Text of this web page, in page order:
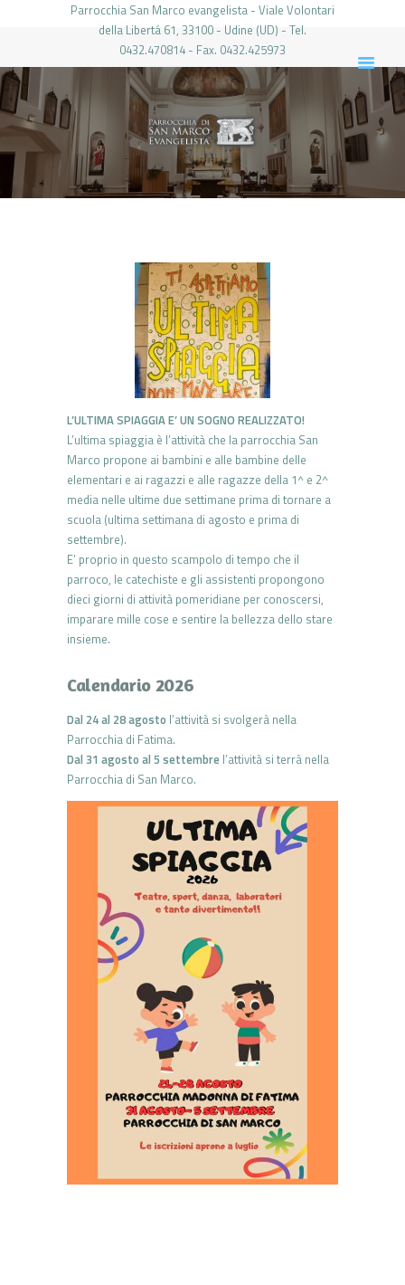
Parrocchia San Marco evangelista - Viale Volontari
della Libertá 61, 33100 - Udine (UD) - Tel.
0432.470814 - Fax. 0432.425973
PARROCCHIA DI SAN MARCO UDINE
HOME
LA PARROCCHIA
IL PARROCO
LE ATTIVITÀ
FOTO E VIDEO
CONTATTI
L’ULTIMA SPIAGGIA E’ UN SOGNO REALIZZATO!
L’ultima spiaggia è l’attività che la parrocchia San
Marco propone ai bambini e alle bambine delle
elementari e ai ragazzi e alle ragazze della 1^ e 2^
media nelle ultime due settimane prima di tornare a
scuola (ultima settimana di agosto e prima di
settembre).
E’ proprio in questo scampolo di tempo che il
parroco, le catechiste e gli assistenti propongono
dieci giorni di attività pomeridiane per conoscersi,
imparare mille cose e sentire la bellezza dello stare
insieme.
Calendario 2026
Dal 24 al 28 agosto l’attività si svolgerà nella
Parrocchia di Fatima.
Dal 31 agosto al 5 settembre l’attività si terrà nella
Parrocchia di San Marco.